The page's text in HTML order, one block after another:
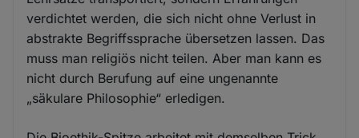
verdichtet werden, die sich nicht ohne Verlust in
abstrakte Begriffssprache übersetzen lassen. Das
muss man religiös nicht teilen. Aber man kann es
nicht durch Berufung auf eine ungenannte
„säkulare Philosophie“ erledigen.